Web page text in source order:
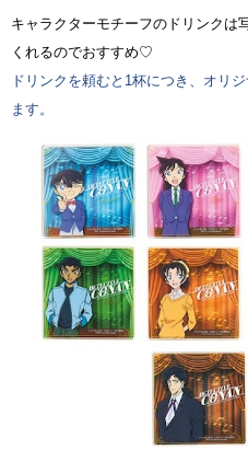
キャラクターモチーフのドリンクは
くれるのでおすすめ♡
ドリンクを頼むと1杯につき、オリ
ます。